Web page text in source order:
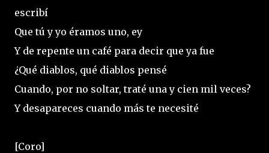
escribí
Que tú y yo éramos uno, ey
Y de repente un café para decir que ya fue
¿Qué diablos, qué diablos pensé
Cuando, por no soltar, traté una y cien mil veces?
Y desapareces cuando más te necesité
[Coro]